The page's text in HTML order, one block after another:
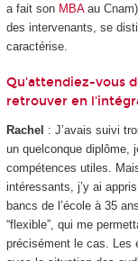
a fait son MBAau Cnam)
des intervenants, se
caractérise.
Qu'attendiez-vous
retrouver en
Rachel : J’avais suivi
un quelconque diplôme,
compétences utiles.
intéressants, j’y ai
bancs de l’école à 35
“flexible”, qui me
précisément le cas. Les